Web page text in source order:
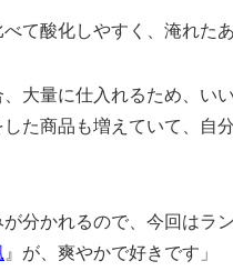
て酸化しやすく、淹れた
、大量に仕入れるため、い
た商品も増えていて、自
分かれるので、今回はラ
』が、爽やかで好きです」